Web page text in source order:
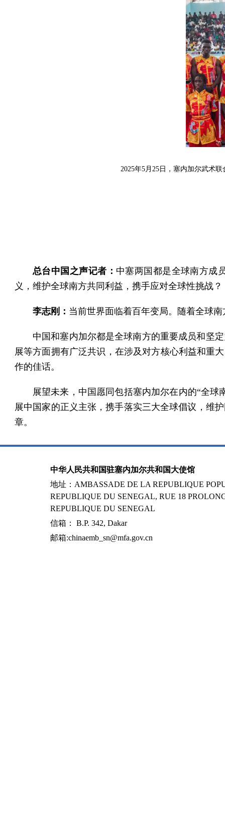
2025年5月25日，塞内加尔武术
总台中国之声记者： 中塞两国都是全球南方成
义，维护全球南方共同利益，携手应对全球性挑战？
李志刚： 当前世界面临着百年变局。随着全球
中国和塞内加尔都是全球南方的重要成员和坚
展等方面拥有广泛共识，在涉及对方核心利益和重
作的佳话。
展望未来，中国愿同包括塞内加尔在内的“全
展中国家的正义主张，携手落实三大全球倡议，维
章。
中华人民共和国驻塞内加尔共和国大使馆
地址：AMBASSADE DE LA REPUBLIQUE
REPUBLIQUE DU SENEGAL, RUE 18
REPUBLIQUE DU SENEGAL
信箱： B.P. 342, Dakar
邮箱:chinaemb_sn@mfa.gov.cn